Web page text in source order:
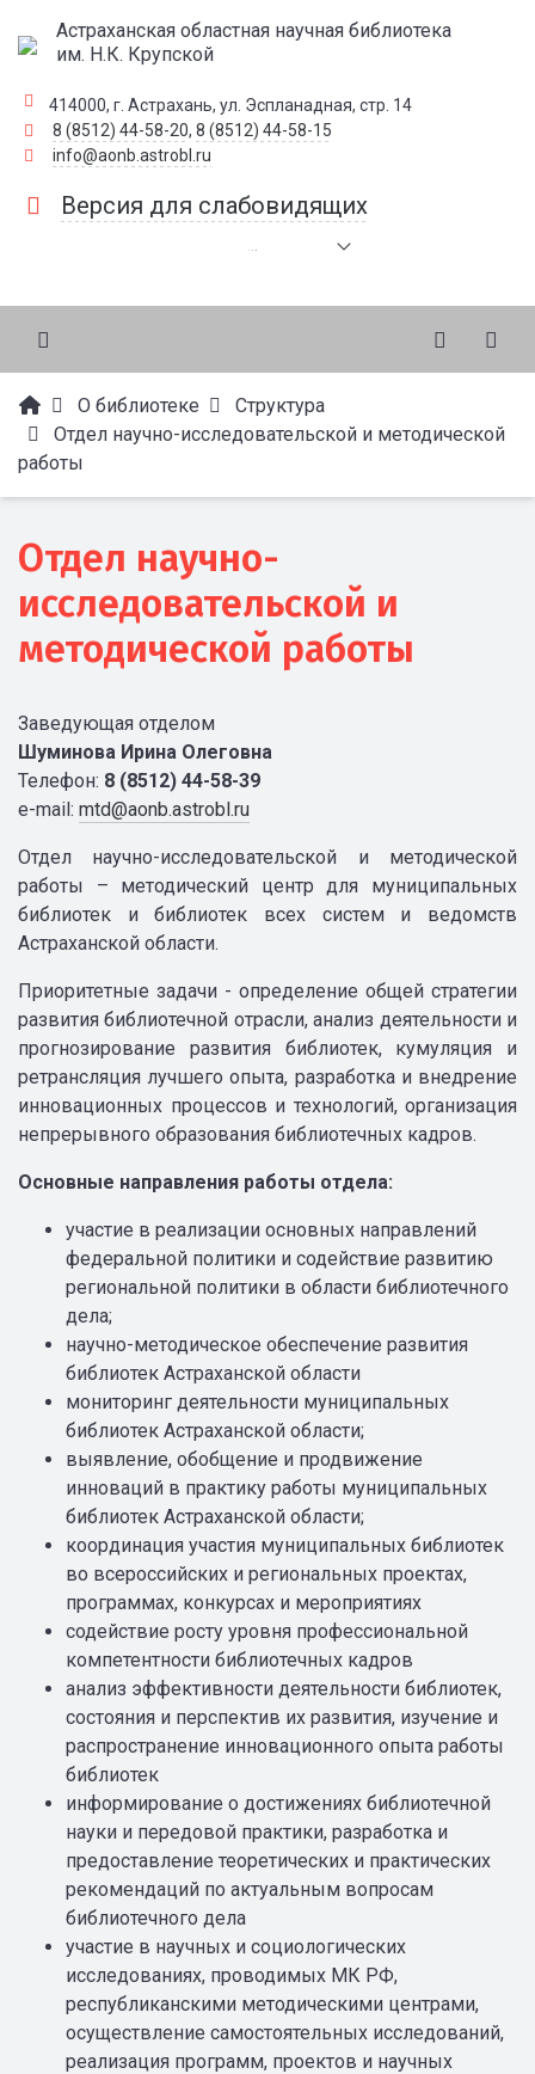
Астраханская областная научная библиотека
им. Н.К. Крупской
414000, г. Астрахань, ул. Эспланадная, стр. 14
8 (8512) 44-58-20, 8 (8512) 44-58-15
info@aonb.astrobl.ru
Версия для слабовидящих
О библиотеке
Структура
Отдел научно-исследовательской и методической
работы
Отдел научно-
исследовательской и
методической работы
Заведующая отделом
Шуминова Ирина Олеговна
Телефон: 8 (8512) 44-58-39
e-mail: mtd@aonb.astrobl.ru
Отдел научно-исследовательской и методической
работы – методический центр для муниципальных
библиотек и библиотек всех систем и ведомств
Астраханской области.
Приоритетные задачи - определение общей стратегии
развития библиотечной отрасли, анализ деятельности и
прогнозирование развития библиотек, кумуляция и
ретрансляция лучшего опыта, разработка и внедрение
инновационных процессов и технологий, организация
непрерывного образования библиотечных кадров.
Основные направления работы отдела:
участие в реализации основных направлений
федеральной политики и содействие развитию
региональной политики в области библиотечного
дела;
научно-методическое обеспечение развития
библиотек Астраханской области
мониторинг деятельности муниципальных
библиотек Астраханской области;
выявление, обобщение и продвижение
инноваций в практику работы муниципальных
библиотек Астраханской области;
координация участия муниципальных библиотек
во всероссийских и региональных проектах,
программах, конкурсах и мероприятиях
содействие росту уровня профессиональной
компетентности библиотечных кадров
анализ эффективности деятельности библиотек,
состояния и перспектив их развития, изучение и
распространение инновационного опыта работы
библиотек
информирование о достижениях библиотечной
науки и передовой практики, разработка и
предоставление теоретических и практических
рекомендаций по актуальным вопросам
библиотечного дела
участие в научных и социологических
исследованиях, проводимых МК РФ,
республиканскими методическими центрами,
осуществление самостоятельных исследований,
реализация программ, проектов и научных